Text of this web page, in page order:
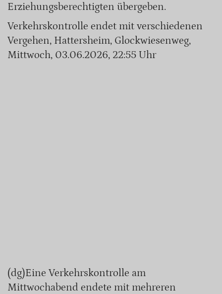
Erziehungsberechtigten übergeben.
Verkehrskontrolle endet mit verschiedenen
Vergehen, Hattersheim, Glockwiesenweg,
Mittwoch, 03.06.2026, 22:55 Uhr
(dg)Eine Verkehrskontrolle am
Mittwochabend endete mit mehreren